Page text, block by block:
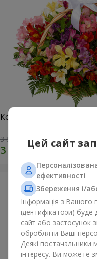
Кошик альстромерій
3 834 грнЦей сайт
ефективності
Збереження і/
Інформація з Вашого
ідентифікатори)
сайт або застосунок
обробляти Ваші
Деякі постачальники
інтересу. Ви можете